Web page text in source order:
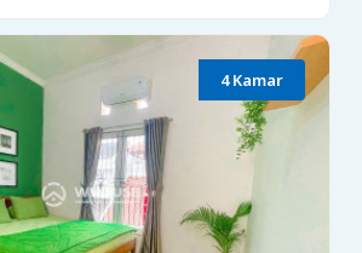
4 Kamar